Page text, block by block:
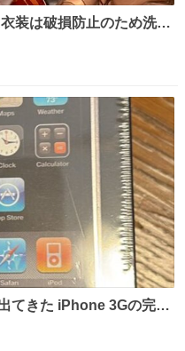
装は破損防止のため洗濯
な感じで浸け置きした後
てきた iPhone 3Gの完全
った多分未使用のデモ機